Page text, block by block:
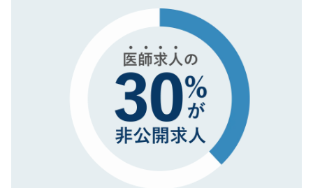
で、機密保持に関してもご安心ください。